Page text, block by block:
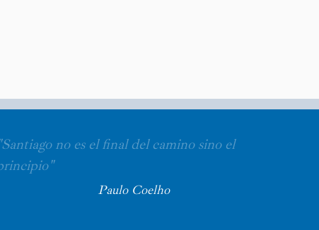
no es el final del camino sino el
Paulo Coelho